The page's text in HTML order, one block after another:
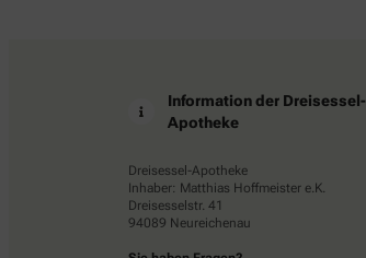
Information der Dreisessel-
Apotheke
Dreisessel-Apotheke
Inhaber: Matthias Hoffmeister e.K.
Dreisesselstr. 41
94089 Neureichenau